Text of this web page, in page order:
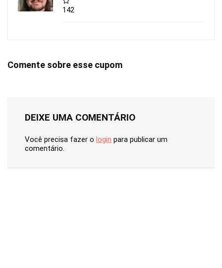
142
Comente sobre esse cupom
DEIXE UMA COMENTÁRIO
Você precisa fazer o login para publicar um
comentário.